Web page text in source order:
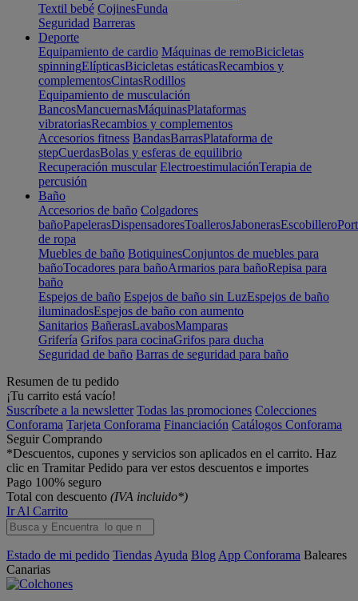
Textil bebé CojinesFunda
Seguridad Barreras
Deporte
Equipamiento de cardio Máquinas de remoBicicletas
spinningElípticasBicicletas estáticasRecambios y
complementosCintasRodillos
Equipamiento de musculación
BancosMancuernasMáquinasPlataformas
vibratoriasRecambios y complementos
Accesorios fitness BandasBarrasPlataforma de
stepCuerdasBolas y esferas de equilibrio
Recuperación muscular ElectroestimulaciónTerapia de
percusión
Baño
Accesorios de baño Colgadores
bañoPapelerasDispensadoresToallerosJabonerasEscobillero
de ropa
Muebles de baño BotiquinesConjuntos de muebles para
bañoTocadores para bañoArmarios para bañoRepisa para
baño
Espejos de baño Espejos de baño sin LuzEspejos de baño
iluminadosEspejos de baño con aumento
Sanitarios BañerasLavabosMamparas
Grifería Grifos para cocinaGrifos para ducha
Seguridad de baño Barras de seguridad para baño
Resumen de tu pedido
¡Tu carrito está vacío!
Suscríbete a la newsletter Todas las promociones Colecciones
Conforama Tarjeta Conforama Financiación Catálogos Conforama
Seguir Comprando
*Descuentos, cupones y servicios son aplicados en el carrito. Haz
clic en Tramitar Pedido para ver estos descuentos e importes
Pago 100% seguro
Total con descuento (IVA incluido*)
Ir Al Carrito
Estado de mi pedido Tiendas Ayuda Blog App Conforama Baleares
Canarias